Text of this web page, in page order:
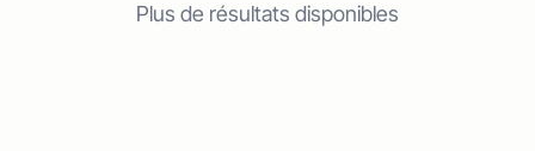
Plus de résultats disponibles